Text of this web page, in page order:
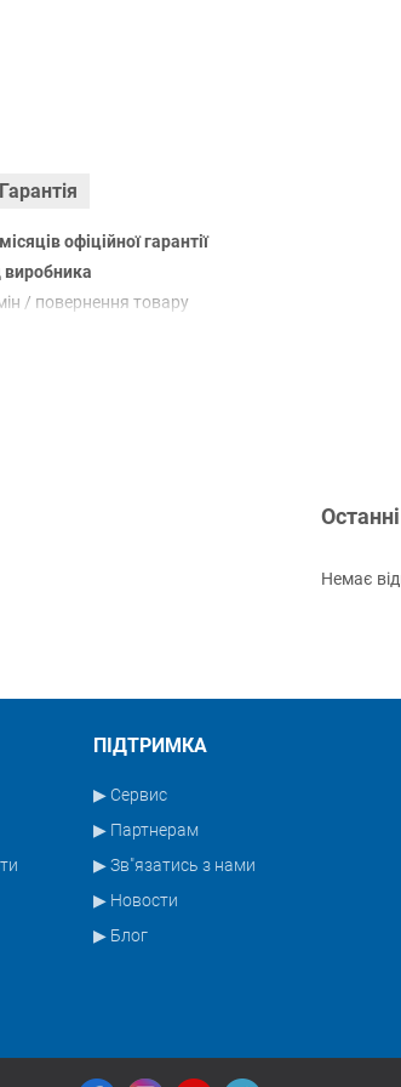
Гарантiя
офіційної гарантії
виробника
/ повернення товару
Немає
ПІДТРИМКА
▶ Сервис
▶ Партнерам
▶ Зв"язатись з нами
▶ Новости
▶ Блог